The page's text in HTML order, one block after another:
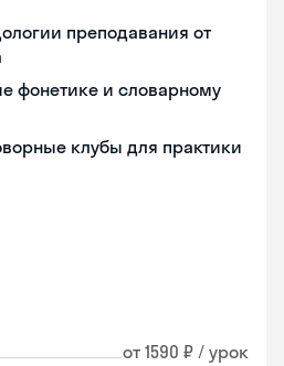
преподавания от
фонетике и словарному
клубы для практики
от 1590 ₽ / урок